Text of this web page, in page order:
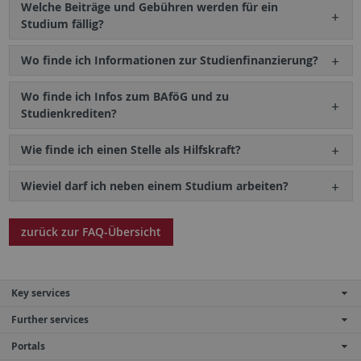
Welche Beiträge und Gebühren werden für ein
Studium fällig?
Wo finde ich Informationen zur Studienfinanzierung?
Wo finde ich Infos zum BAföG und zu
Studienkrediten?
Wie finde ich einen Stelle als Hilfskraft?
Wieviel darf ich neben einem Studium arbeiten?
zurück zur FAQ-Übersicht
Key services
Further services
Portals